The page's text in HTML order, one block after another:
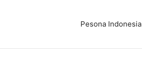
Pesona Indonesia